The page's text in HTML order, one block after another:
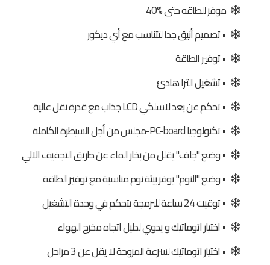
موفر للطاقه حتى %40
• تصميم أنيق جدا لتتناسب مع أي ديكور
• توفير الطاقة
• تشغيل الترا هادئ
• تحكم عن بعد لاسلكي LCD جذاب مع قدرة نقل عالية
• تكنولوجيا PC-board-مجلس من أجل السيطرة الكاملة
• وضع "جاف" يقلل من بخار الماء عن طريق التجفيف الالي
• وضع "النوم" يوفر بيئة نوم مناسبة مع توفير الطاقة
• توقيت 24 ساعة للبرمجة يتحكم في وحدة التشغيل
• اختيار اتوماتيك و يدوي لدليل اتجاه مخرج الهواء
• اختيار اتوماتيك لسرعة المروحة لا يقل عن 3 مراحل